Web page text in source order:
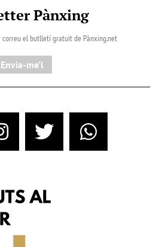
Pànxing
el butlletí gratuït de Pànxing.net​
Envia-me'l